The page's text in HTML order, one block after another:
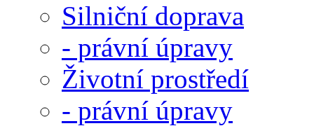
Silniční doprava
- právní úpravy
Životní prostředí
- právní úpravy